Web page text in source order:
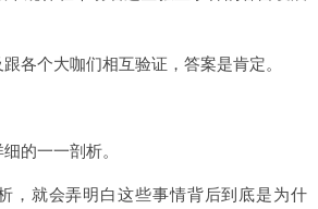
各个大咖们相互验证，答案是肯定。
的一一剖析。
，就会弄明白这些事情背后到底是为什